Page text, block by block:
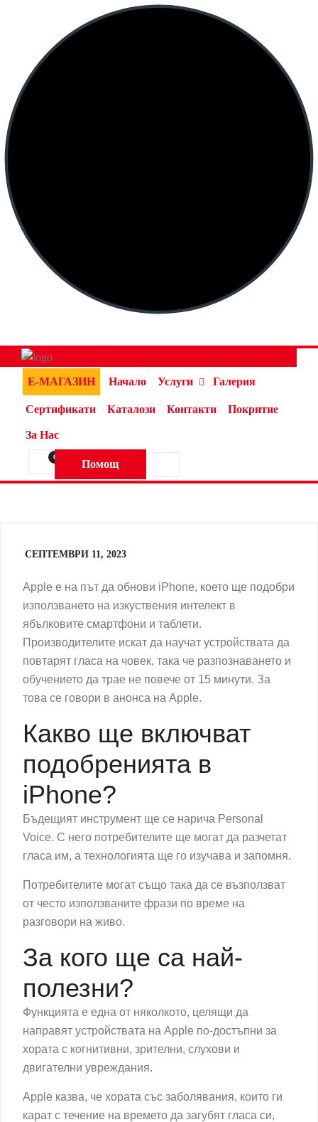
Е-МАГАЗИН Начало Услуги Галерия
Сертификати Каталози Контакти Покритие
За Нас
0
Помощ
СЕПТЕМВРИ 11, 2023
Apple е на път да обнови iPhone, което ще подобри
използването на изкуствения интелект в
ябълковите смартфони и таблети.
Производителите искат да научат устройствата да
повтарят гласа на човек, така че разпознаването и
обучението да трае не повече от 15 минути. За
това се говори в анонса на Apple.
Какво ще включват
подобренията в
iPhone?
Бъдещият инструмент ще се нарича Personal
Voice. С него потребителите ще могат да разчетат
гласа им, а технологията ще го изучава и запомня.
Потребителите могат също така да се възползват
от често използваните фрази по време на
разговори на живо.
За кого ще са най-
полезни?
Функцията е една от няколкото, целящи да
направят устройствата на Apple по-достъпни за
хората с когнитивни, зрителни, слухови и
двигателни увреждания.
Apple казва, че хората със заболявания, които ги
карат с течение на времето да загубят гласа си,